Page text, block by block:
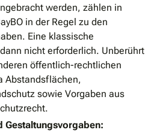
werden, zählen in
in der Regel zu den
Eine klassische
nicht erforderlich. Unberührt
öffentlich-rechtlichen
Abstandsflächen,
sowie Vorgaben aus
Gestaltungsvorgaben: